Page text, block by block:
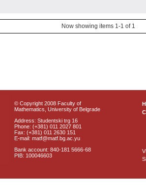
Now showing items 1-1 of 1
© Copyright 2008 Faculty of
Mathematics, University of Belgrade
Address: Studentski trg 16
Phone: (+381) 011 2027 801
Fax: (+381) 011 2630 151
E-mail: matf@matf.bg.ac.yu
Bank account: 840-181 5666-68
PIB: 100046603